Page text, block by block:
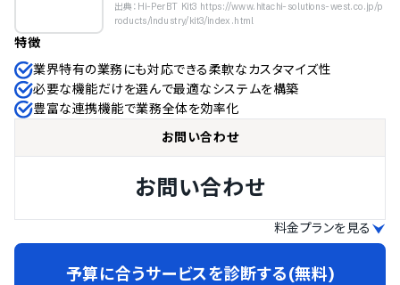
出典：Hi-PerBT Kit3 https://www.hitachi-solutions-west.co.jp/p
roducts/industry/kit3/index.html
特徴
業界特有の業務にも対応できる柔軟なカスタマイズ性
必要な機能だけを選んで最適なシステムを構築
豊富な連携機能で業務全体を効率化
お問い合わせ
お問い合わせ
料金プランを見る
予算に合うサービスを診断する(無料)